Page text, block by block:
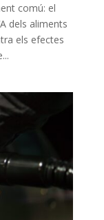
comú: el
dels aliments
els efectes